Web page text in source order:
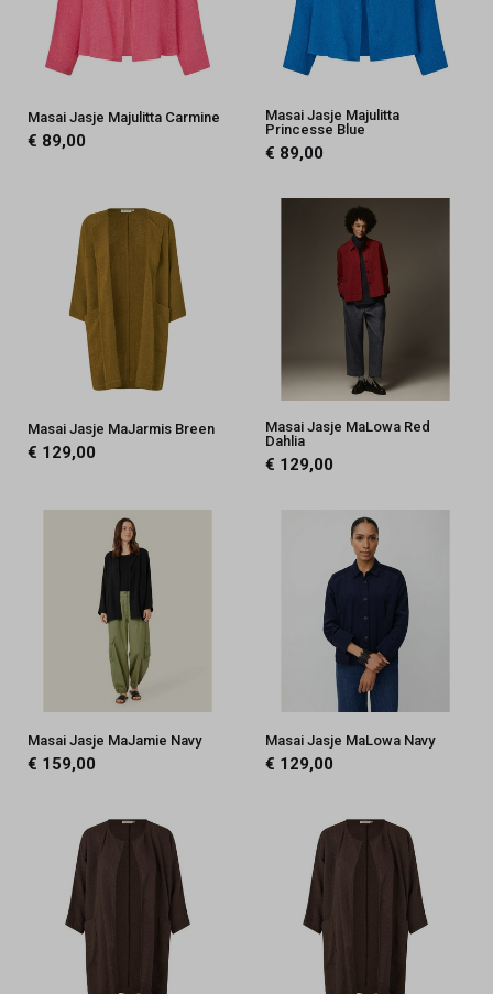
Masai Jasje Majulitta Carmine
€ 89,00
Masai Jasje Majulitta
Princesse Blue
€ 89,00
Masai Jasje MaJarmis Breen
€ 129,00
Masai Jasje MaLowa Red
Dahlia
€ 129,00
Masai Jasje MaJamie Navy
€ 159,00
Masai Jasje MaLowa Navy
€ 129,00